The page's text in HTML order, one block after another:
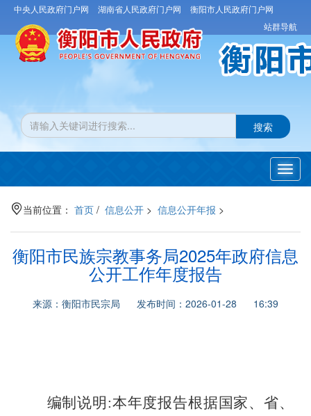
中央人民政府门户网 湖南省人民政府门户网
衡阳市人民政府门户网
站群导航
搜索
当前位置： 首页 / 信息公开 > 信息公开年报 >
衡阳市民族宗教事务局2025年政府信息
公开工作年度报告
来源：衡阳市民宗局 发布时间：2026-01-28 16:39
编制说明:本年度报告根据国家、省、